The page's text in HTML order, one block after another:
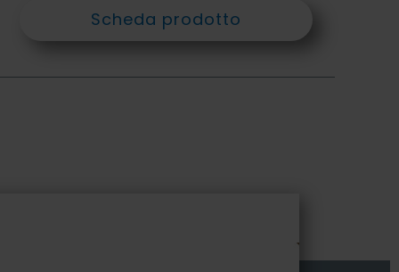
Scheda prodotto